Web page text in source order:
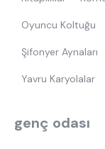
Oyuncu Koltuğu
Şifonyer Aynaları
Yavru Karyolalar
genç odası